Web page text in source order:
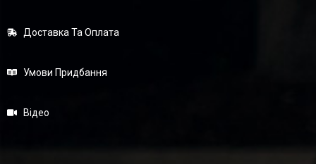
Доставка Та Оплата
Умови Придбання
Відео